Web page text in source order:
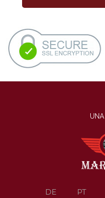
DE PT